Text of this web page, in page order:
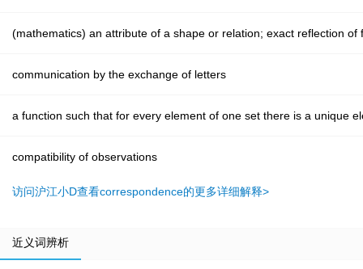
(mathematics) an attribute of a shape or relation; exact reflection
communication by the exchange of letters
a function such that for every element of one set there is a unique
compatibility of observations
访问沪江小D查看correspondence的更多详细解释>
近义词辨析